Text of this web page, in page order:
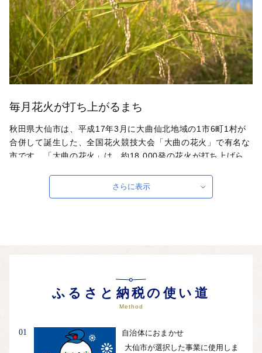
毎月花火が打ち上がるまち
秋田県大仙市は、平成17年3月に大曲仙北地域の1市6町1村が
合併して誕生した、全国花火競技大会「大曲の花火」で有名な
市です。「大曲の花火」は、約18,000発の花火が打ち上げら
す。最高賞である内閣総理大臣賞をはじめ数々の褒賞が授与さ
れる大会でもあるため、全国から選び抜かれた一流花火師たち
自治体ホームページは こちら（外部サイト）
外部サイトへ遷移します。
個人情報の保護は遷移先サイトの方針に従います。
さらに表示
ふるさと納税の使い道
Method
01
自治体におまかせ
大仙市が選択した事業に使用しま